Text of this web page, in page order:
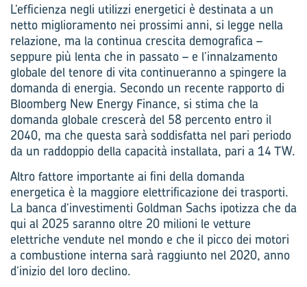
L’efficienza negli utilizzi energetici è destinata a un
netto miglioramento nei prossimi anni, si legge nella
relazione, ma la continua crescita demografica –
seppure più lenta che in passato – e l’innalzamento
globale del tenore di vita continueranno a spingere la
domanda di energia. Secondo un recente rapporto di
Bloomberg New Energy Finance, si stima che la
domanda globale crescerà del 58 percento entro il
2040, ma che questa sarà soddisfatta nel pari periodo
da un raddoppio della capacità installata, pari a 14 TW.
Altro fattore importante ai fini della domanda
energetica è la maggiore elettrificazione dei trasporti.
La banca d’investimenti Goldman Sachs ipotizza che da
qui al 2025 saranno oltre 20 milioni le vetture
elettriche vendute nel mondo e che il picco dei motori
a combustione interna sarà raggiunto nel 2020, anno
d’inizio del loro declino.